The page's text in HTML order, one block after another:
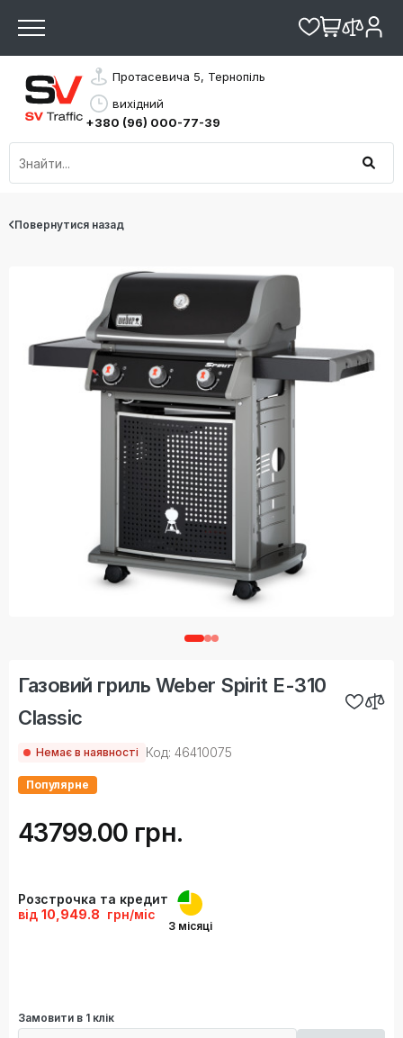
Протасевича 5, Тернопіль
вихідний
+380 (96) 000-77-39
Повернутися назад
Газовий гриль Weber Spirit E-310
Classic
Немає в наявності Код: 46410075
Популярне
43799.00 грн.
Розстрочка та кредит
від 10,949.8 грн/міс
3 місяці
Замовити в 1 клік